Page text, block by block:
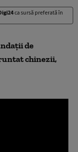
ca sursă preferată în
de
chinezii,